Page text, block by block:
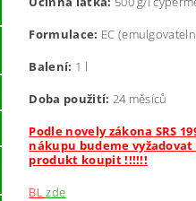
Formulace: EC
Balení: 1 l
Doba použití: 24 měsíců
Podle novely zákona SRS
nákupu budeme
produkt koupit !!!!!!
BLzde